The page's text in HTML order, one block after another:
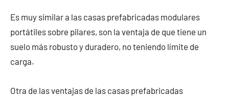
Es muy similar a las casas prefabricadas modulares
portátiles sobre pilares, son la ventaja de que tiene un
suelo más robusto y duradero, no teniendo límite de
carga.
Otra de las ventajas de las casas prefabricadas